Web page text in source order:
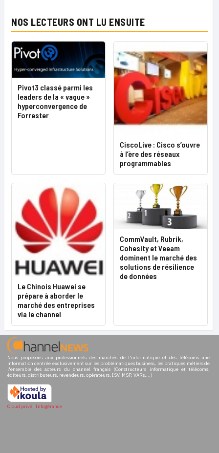
NOS LECTEURS ONT LU ENSUITE
Pivot3 classé parmi les
leaders de la « vague »
hyperconvergence de
Forrester
CiscoLive : Cisco s’ouvre
à l’ère des réseaux
programmables
Le Chinois Huawei se
prépare à aborder le
marché des entreprises
via le channel
CommVault, Rubrik,
Cohesity et Veeam
dominent le marché des
solutions de résilience
de données
Nous proposons aux professionnels des marchés de l'informatique et des télécoms une
information centrée exclusivement sur les problématiques business, les pratiques métiers de
l'ensemble des acteurs du channel français (Constructeurs informatique et télécoms,
éditeurs, distributeurs, revendeurs, opérateurs, ISV, MSP, VARs,...)
Cloud privé | Infogérance